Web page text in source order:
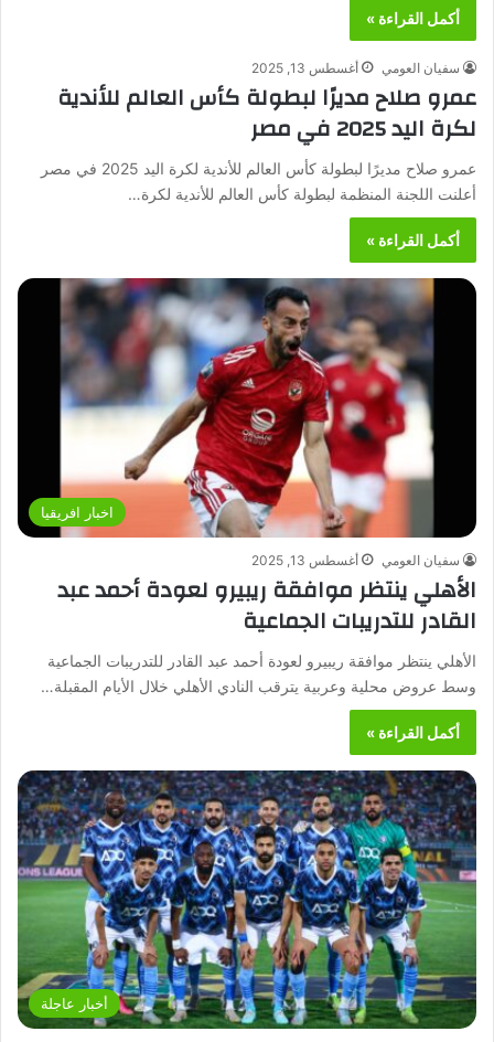
أكمل القراءة »
سفيان العومي أغسطس 13, 2025
عمرو صلاح مديرًا لبطولة كأس العالم للأندية
لكرة اليد 2025 في مصر
عمرو صلاح مديرًا لبطولة كأس العالم للأندية لكرة اليد 2025 في مصر
أعلنت اللجنة المنظمة لبطولة كأس العالم للأندية لكرة…
أكمل القراءة »
اخبار افريقيا
سفيان العومي أغسطس 13, 2025
الأهلي ينتظر موافقة ريبيرو لعودة أحمد عبد
القادر للتدريبات الجماعية
الأهلي ينتظر موافقة ريبيرو لعودة أحمد عبد القادر للتدريبات الجماعية
وسط عروض محلية وعربية يترقب النادي الأهلي خلال الأيام المقبلة…
أكمل القراءة »
أخبار عاجلة